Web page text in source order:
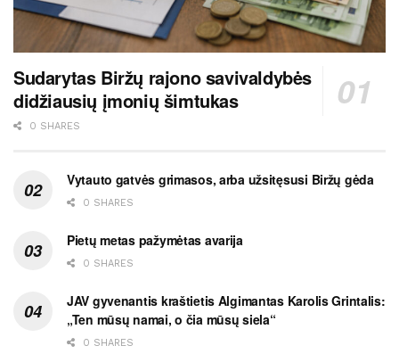
Sudarytas Biržų rajono savivaldybės
didžiausių įmonių šimtukas
0 SHARES
Vytauto gatvės grimasos, arba užsitęsusi Biržų gėda
0 SHARES
Pietų metas pažymėtas avarija
0 SHARES
JAV gyvenantis kraštietis Algimantas Karolis Grintalis:
„Ten mūsų namai, o čia mūsų siela“
0 SHARES